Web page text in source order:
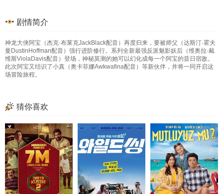
剧情简介
神龙大侠阿宝（杰克·布莱克JackBlack配音）再度归来，要被师父（达斯汀·霍夫
曼DustinHoffman配音）强行进阶修行。系列全新最强反派魅影妖后（维奥拉·戴
维斯ViolaDavis配音）登场，神秘莫测的她可以幻化成每一个阿宝的昔日宿敌。
此次阿宝又结识了小真（奥卡菲娜Awkwafina配音）等新伙伴，并将一同开启这
场冒险旅程。
猜你喜欢